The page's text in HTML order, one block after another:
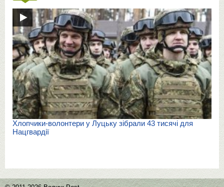
Хлопчики-волонтери у Луцьку зібрали 43 тисячі для
Нацгвардії